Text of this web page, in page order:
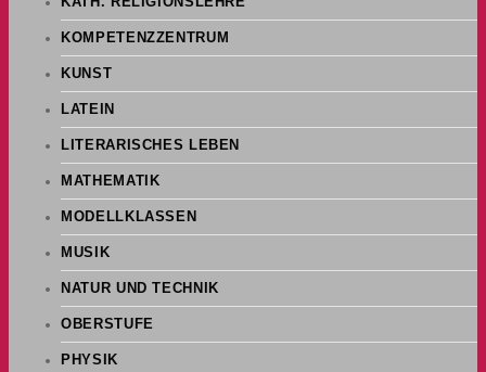
KOMPETENZZENTRUM
KUNST
LATEIN
LITERARISCHES LEBEN
MATHEMATIK
MODELLKLASSEN
MUSIK
NATUR UND TECHNIK
OBERSTUFE
PHYSIK